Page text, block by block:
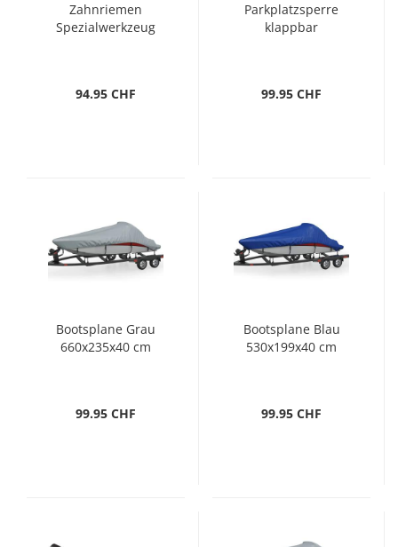
Zahnriemen
Spezialwerkzeug
94.95 CHF
Parkplatzsperre
klappbar
99.95 CHF
Bootsplane Grau
660x235x40 cm
99.95 CHF
Bootsplane Blau
530x199x40 cm
99.95 CHF